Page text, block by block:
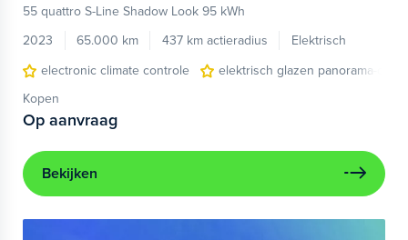
55 quattro S-Line Shadow Look 95 kWh
2023
65.000 km 437 km actieradius
Elektrisch
electronic climate controle
elektrisch glazen panorama-dak
Kopen
Op aanvraag
Bekijken